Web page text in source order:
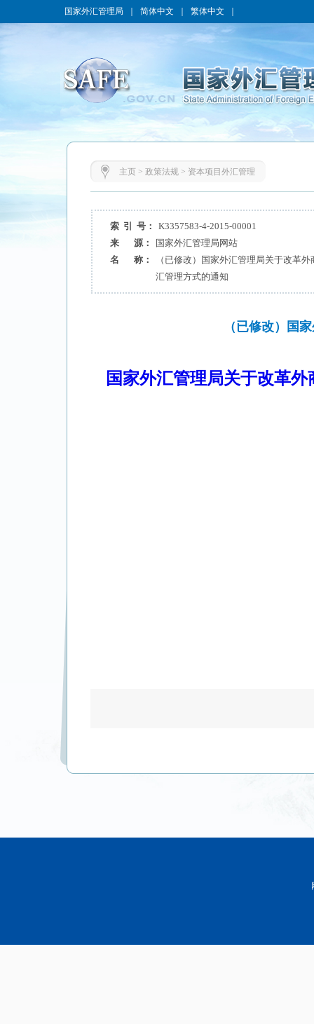
国家外汇管理局 简体中文 繁体中文
主页> 政策法规> 资本项目外汇管理
索 引 号：
K3357583-4-2015-00001
来 源：
国家外汇管理局网站
名 称：
（已修改）国家外汇管理局关于改革
汇管理方式的通知
（已修改）国
国家外汇管理局关于改革